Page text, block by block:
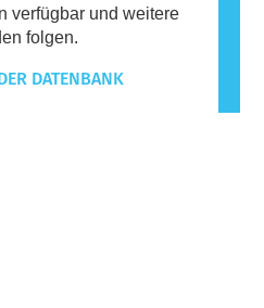
verfügbar und weitere
folgen.
DATENBANK